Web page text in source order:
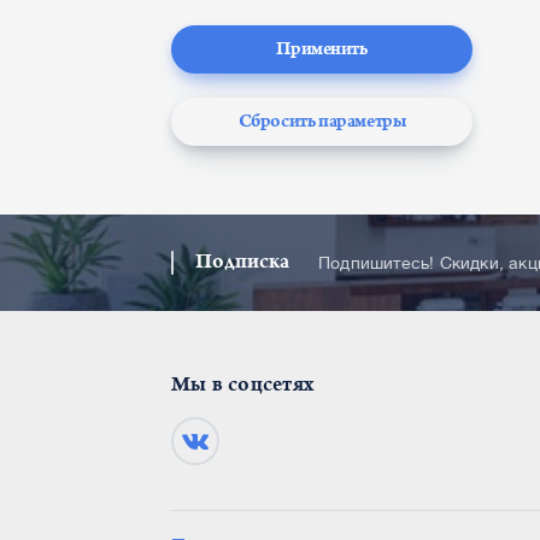
Применить
Сбросить параметры
Подписка Подпишитесь! Скидки,
Мы в соцсетях